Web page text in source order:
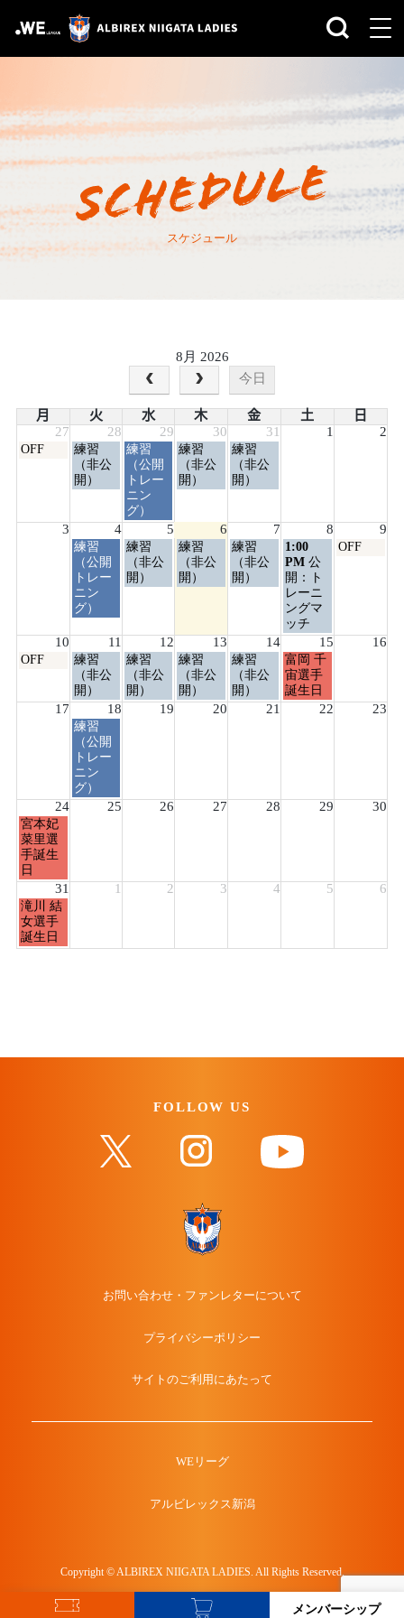
メンバーシップ
スケジュール
8月 2026
今日
月 火 水 木 金 土
日
27
28 29 30 31 1 2
月
27th
OFF
火
曜
日,
28th
2026
練習
（非公
開）
水
曜
日,
7
月
29th
2026
練習
（公開
トレー
ニン
グ）
木
曜
日,
30th
2026
練習
（非公
開）
金
曜
日,
31st
2026
練習
（非公
開）
3 4 5 6 7 8 9
火
曜
日,
8
月
2026
練習
（公開
トレー
ニン
グ）
水
曜
日,
2026
練習
（非公
開）
木
曜
日,
2026
練習
（非公
開）
金
曜
日,
2026
練習
（非公
開）
土
曜
日,
8
月
8th
2026
1:00
PM 公
開：ト
レーニ
ングマ
ッチ
日
2026
OFF
10 11 12 13 14 15 16
月
8
OFF
火
曜
日,
8
月
11th
2026
練習
（非公
開）
水
曜
日,
8
練習
（非公
開）
木
曜
日,
8
練習
（非公
開）
金
曜
日,
8
練習
（非公
開）
土
曜
日,
8
富岡 千
宙選手
誕生日
17 18 19 20 21 22 23
火
曜
日,
8
月
18th
練習
（公開
トレー
ニン
グ）
24 25 26 27 28 29 30
月
曜
日,
8
月
24th
2026
宮本妃
菜里選
手誕生
日
31 1 2 3 4 5 6
月
曜
日,
8
滝川 結
女選手
誕生日
FOLLOW US
お問い合わせ・ファンレターについて
プライバシーポリシー
サイトのご利用にあたって
WEリーグ
アルビレックス新潟
Copyright © ALBIREX NIIGATA LADIES. All Rights Reserved.